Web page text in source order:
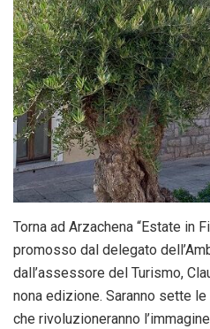
Torna ad Arzachena “Estate in
promosso dal delegato
dall’assessore del Turismo,
nona edizione. Saranno sette
che rivoluzioneranno